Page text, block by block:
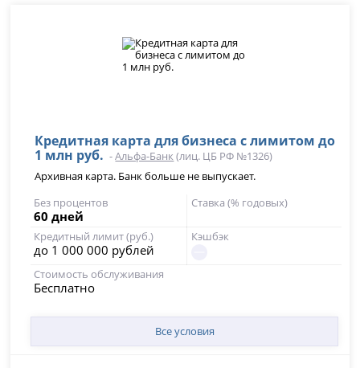
Кредитная карта для бизнеса с лимитом до
1 млн руб. -Альфа-Банк (лиц. ЦБ РФ №1326)
Архивная карта. Банк больше не выпускает.
Без процентов
60 дней
Ставка (% годовых)
Кредитный лимит (руб.)
до 1 000 000 рублей
Кэшбэк
Стоимость обслуживания
Бесплатно
Все условия